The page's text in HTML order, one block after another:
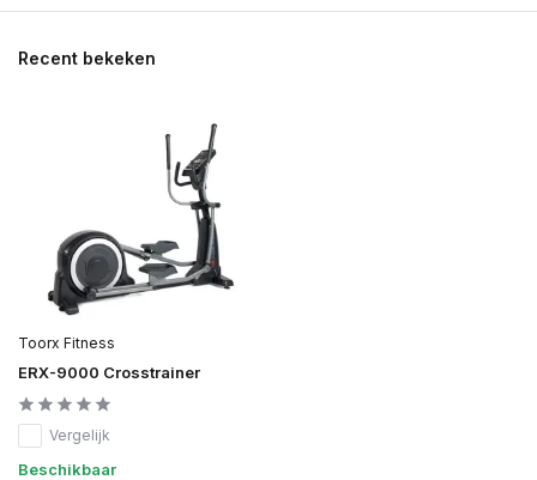
Recent bekeken
Toorx Fitness
ERX-9000 Crosstrainer
Vergelijk
Beschikbaar